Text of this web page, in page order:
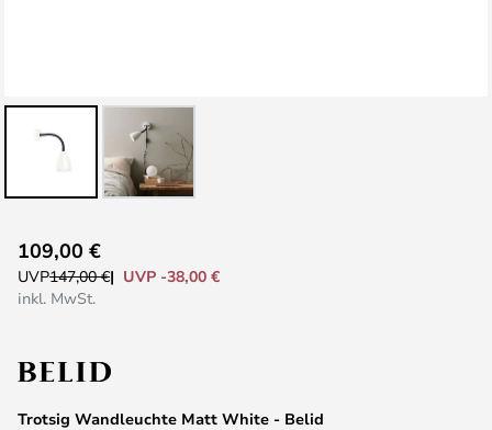
Anfang
der
Trotsig Wandleuchte Matt White - Belid
109,00 €
UVP147,00 €
UVP -38,00 €
inkl. MwSt.